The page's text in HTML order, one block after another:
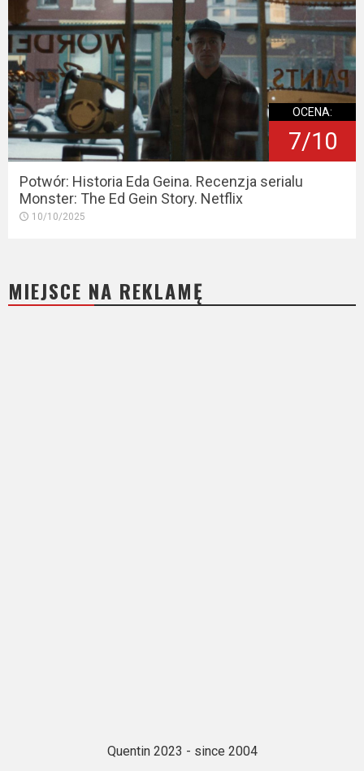
OCENA:
7/10
Potwór: Historia Eda Geina. Recenzja serialu
Monster: The Ed Gein Story. Netflix
10/10/2025
MIEJSCE NA REKLAMĘ
Quentin 2023 - since 2004